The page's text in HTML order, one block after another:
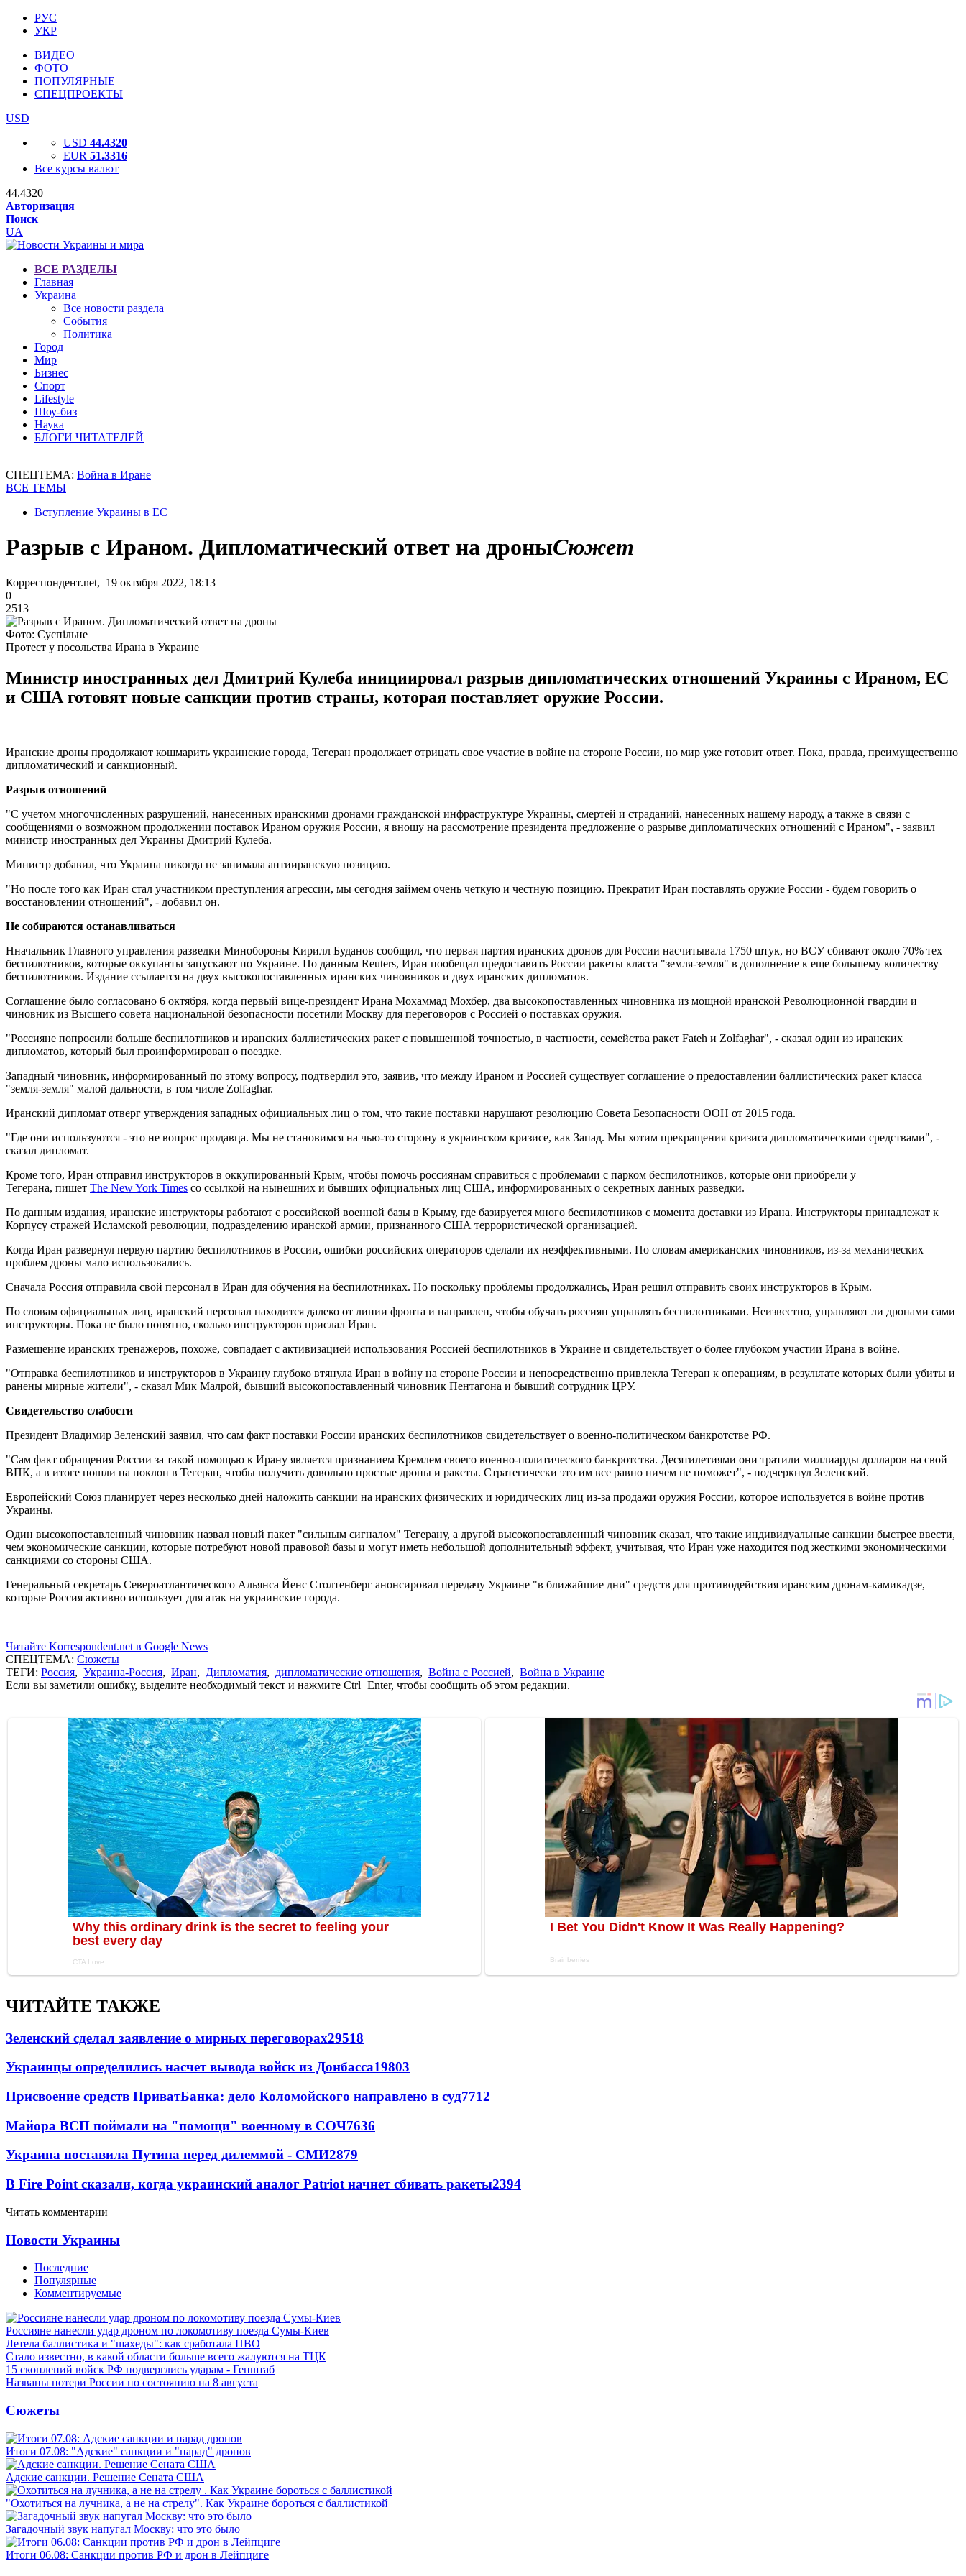
РУС
УКР
ВИДЕО
ФОТО
ПОПУЛЯРНЫЕ
СПЕЦПРОЕКТЫ
USD
USD 44.4320
EUR 51.3316
Все курсы валют
44.4320
Авторизация
Поиск
UA
ВСЕ РАЗДЕЛЫ
Главная
Украина
Все новости раздела
События
Политика
Город
Мир
Бизнес
Спорт
Lifestyle
Шоу-биз
Наука
БЛОГИ ЧИТАТЕЛЕЙ
СПЕЦТЕМА: Война в Иране
ВСЕ ТЕМЫ
Вступление Украины в ЕС
Разрыв с Ираном. Дипломатический ответ на дроныСюжет
Корреспондент.net, 19 октября 2022, 18:13
0
2513
Фото: Суспільне
Протест у посольства Ирана в Украине
Министр иностранных дел Дмитрий Кулеба инициировал разрыв дипломатических отношений Украины с Ираном, ЕС
и США готовят новые санкции против страны, которая поставляет оружие России.
Иранские дроны продолжают кошмарить украинские города, Тегеран продолжает отрицать свое участие в войне на стороне России, но мир уже готовит ответ. Пока, правда, преимущественно
дипломатический и санкционный.
Разрыв отношений
"С учетом многочисленных разрушений, нанесенных иранскими дронами гражданской инфраструктуре Украины, смертей и страданий, нанесенных нашему народу, а также в связи с
сообщениями о возможном продолжении поставок Ираном оружия России, я вношу на рассмотрение президента предложение о разрыве дипломатических отношений с Ираном", - заявил
министр иностранных дел Украины Дмитрий Кулеба.
Министр добавил, что Украина никогда не занимала антииранскую позицию.
"Но после того как Иран стал участником преступления агрессии, мы сегодня займем очень четкую и честную позицию. Прекратит Иран поставлять оружие России - будем говорить о
восстановлении отношений", - добавил он.
Не собираются останавливаться
Нначальник Главного управления разведки Минобороны Кирилл Буданов сообщил, что первая партия иранских дронов для России насчитывала 1750 штук, но ВСУ сбивают около 70% тех
беспилотников, которые оккупанты запускают по Украине. По данным Reuters, Иран пообещал предоставить России ракеты класса "земля-земля" в дополнение к еще большему количеству
беспилотников. Издание ссылается на двух высокопоставленных иранских чиновников и двух иранских дипломатов.
Соглашение было согласовано 6 октября, когда первый вице-президент Ирана Мохаммад Мохбер, два высокопоставленных чиновника из мощной иранской Революционной гвардии и
чиновник из Высшего совета национальной безопасности посетили Москву для переговоров с Россией о поставках оружия.
"Россияне попросили больше беспилотников и иранских баллистических ракет с повышенной точностью, в частности, семейства ракет Fateh и Zolfaghar", - сказал один из иранских
дипломатов, который был проинформирован о поездке.
Западный чиновник, информированный по этому вопросу, подтвердил это, заявив, что между Ираном и Россией существует соглашение о предоставлении баллистических ракет класса
"земля-земля" малой дальности, в том числе Zolfaghar.
Иранский дипломат отверг утверждения западных официальных лиц о том, что такие поставки нарушают резолюцию Совета Безопасности ООН от 2015 года.
"Где они используются - это не вопрос продавца. Мы не становимся на чью-то сторону в украинском кризисе, как Запад. Мы хотим прекращения кризиса дипломатическими средствами", -
сказал дипломат.
Кроме того, Иран отправил инструкторов в оккупированный Крым, чтобы помочь россиянам справиться с проблемами с парком беспилотников, которые они приобрели у
Тегерана, пишет The New York Times со ссылкой на нынешних и бывших официальных лиц США, информированных о секретных данных разведки.
По данным издания, иранские инструкторы работают с российской военной базы в Крыму, где базируется много беспилотников с момента доставки из Ирана. Инструкторы принадлежат к
Корпусу стражей Исламской революции, подразделению иранской армии, признанного США террористической организацией.
Когда Иран развернул первую партию беспилотников в России, ошибки российских операторов сделали их неэффективными. По словам американских чиновников, из-за механических
проблем дроны мало использовались.
Сначала Россия отправила свой персонал в Иран для обучения на беспилотниках. Но поскольку проблемы продолжались, Иран решил отправить своих инструкторов в Крым.
По словам официальных лиц, иранский персонал находится далеко от линии фронта и направлен, чтобы обучать россиян управлять беспилотниками. Неизвестно, управляют ли дронами сами
инструкторы. Пока не было понятно, сколько инструкторов прислал Иран.
Размещение иранских тренажеров, похоже, совпадает с активизацией использования Россией беспилотников в Украине и свидетельствует о более глубоком участии Ирана в войне.
"Отправка беспилотников и инструкторов в Украину глубоко втянула Иран в войну на стороне России и непосредственно привлекла Тегеран к операциям, в результате которых были убиты и
ранены мирные жители", - сказал Мик Малрой, бывший высокопоставленный чиновник Пентагона и бывший сотрудник ЦРУ.
Свидетельство слабости
Президент Владимир Зеленский заявил, что сам факт поставки России иранских беспилотников свидетельствует о военно-политическом банкротстве РФ.
"Сам факт обращения России за такой помощью к Ирану является признанием Кремлем своего военно-политического банкротства. Десятилетиями они тратили миллиарды долларов на свой
ВПК, а в итоге пошли на поклон в Тегеран, чтобы получить довольно простые дроны и ракеты. Стратегически это им все равно ничем не поможет", - подчеркнул Зеленский.
Европейский Союз планирует через несколько дней наложить санкции на иранских физических и юридических лиц из-за продажи оружия России, которое используется в войне против
Украины.
Один высокопоставленный чиновник назвал новый пакет "сильным сигналом" Тегерану, а другой высокопоставленный чиновник сказал, что такие индивидуальные санкции быстрее ввести,
чем экономические санкции, которые потребуют новой правовой базы и могут иметь небольшой дополнительный эффект, учитывая, что Иран уже находится под жесткими экономическими
санкциями со стороны США.
Генеральный секретарь Североатлантического Альянса Йенс Столтенберг анонсировал передачу Украине "в ближайшие дни" средств для противодействия иранским дронам-камикадзе,
которые Россия активно использует для атак на украинские города.
Читайте Korrespondent.net в Google News
СПЕЦТЕМА: Сюжеты
ТЕГИ: Россия, Украина-Россия, Иран, Дипломатия, дипломатические отношения, Война с Россией, Война в Украине
Если вы заметили ошибку, выделите необходимый текст и нажмите Ctrl+Enter, чтобы сообщить об этом редакции.
ЧИТАЙТЕ ТАКЖЕ
Зеленский сделал заявление о мирных переговорах29518
Украинцы определились насчет вывода войск из Донбасса19803
Присвоение средств ПриватБанка: дело Коломойского направлено в суд7712
Майора ВСП поймали на "помощи" военному в СОЧ7636
Украина поставила Путина перед дилеммой - СМИ2879
В Fire Point сказали, когда украинский аналог Patriot начнет сбивать ракеты2394
Читать комментарии
Новости Украины
Последние
Популярные
Комментируемые
Россияне нанесли удар дроном по локомотиву поезда Сумы-Киев
Летела баллистика и "шахеды": как сработала ПВО
Стало известно, в какой области больше всего жалуются на ТЦК
15 скоплений войск РФ подверглись ударам - Генштаб
Названы потери России по состоянию на 8 августа
Сюжеты
Итоги 07.08: "Адские" санкции и "парад" дронов
Адские санкции. Решение Сената США
"Охотиться на лучника, а не на стрелу". Как Украине бороться с баллистикой
Загадочный звук напугал Москву: что это было
Итоги 06.08: Санкции против РФ и дрон в Лейпциге